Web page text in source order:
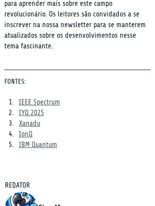
para aprender mais sobre este campo
revolucionário. Os leitores são convidados a se
inscrever na nossa newsletter para se manterem
atualizados sobre os desenvolvimentos nesse
tema fascinante.
FONTES:
IEEE Spectrum
IYQ 2025
Xanadu
IonQ
IBM Quantum
REDATOR